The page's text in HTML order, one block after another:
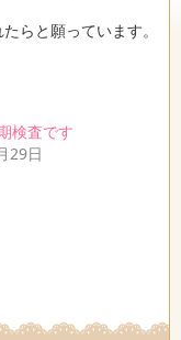
らと願っています。
検査です
29日